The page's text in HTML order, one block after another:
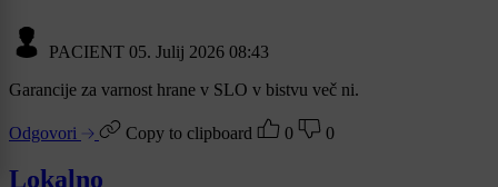
PACIENT 05. Julij 2026 08:43
Garancije za varnost hrane v SLO v bistvu več ni.
Odgovori Copy to clipboard 0 0
Lokalno